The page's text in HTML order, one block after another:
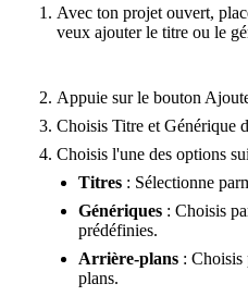
Avec ton projet ouvert,
veux ajouter le titre ou le
Appuie sur le bouton
Choisis Titre et Générique
Choisis l'une des options
Titres : Sélectionne
Génériques : Choisis
prédéfinies.
Arrière-plans : Choisis
plans.